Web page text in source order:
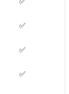
✅
✅
✅
✅